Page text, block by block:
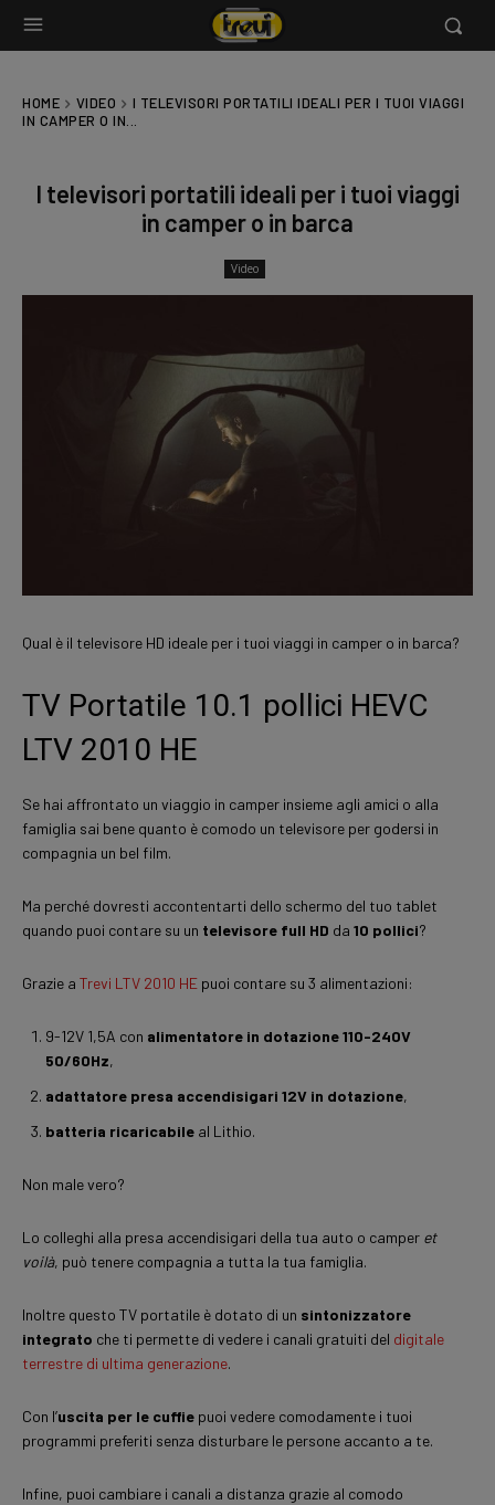
HOME VIDEO
I TELEVISORI PORTATILI IDEALI PER I TUOI VIAGGI
IN CAMPER O IN...
I televisori portatili ideali per i tuoi viaggi
in camper o in barca
Video
Qual è il televisore HD ideale per i tuoi viaggi in camper o in barca?
TV Portatile 10.1 pollici HEVC
LTV 2010 HE
Se hai affrontato un viaggio in camper insieme agli amici o alla
famiglia sai bene quanto è comodo un televisore per godersi in
compagnia un bel film.
Ma perché dovresti accontentarti dello schermo del tuo tablet
quando puoi contare su un televisore full HD da 10 pollici?
Grazie a Trevi LTV 2010 HE puoi contare su 3 alimentazioni:
9-12V 1,5A con alimentatore in dotazione 110-240V
50/60Hz,
adattatore presa accendisigari 12V in dotazione,
batteria ricaricabile al Lithio.
Non male vero?
Lo colleghi alla presa accendisigari della tua auto o camper et
voilà, può tenere compagnia a tutta la tua famiglia.
Inoltre questo TV portatile è dotato di un sintonizzatore
integrato che ti permette di vedere i canali gratuiti del digitale
terrestre di ultima generazione.
Con l’uscita per le cuffie puoi vedere comodamente i tuoi
programmi preferiti senza disturbare le persone accanto a te.
Infine, puoi cambiare i canali a distanza grazie al comodo